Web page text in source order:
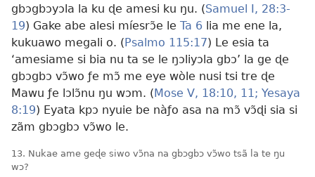
gbɔgbɔyɔla la ku ɖe amesi ku ŋu. (Samuel I, 28:3-
19) Gake abe alesi míesrɔ̃e le Ta 6 lia me ene la,
kukuawo megali o. (Psalmo 115:17) Le esia ta
‘amesiame si bia nu ta se le ŋɔliyɔla gbɔ’ la ge ɖe
gbɔgbɔ vɔ̃wo ƒe mɔ̃ me eye wòle nusi tsi tre ɖe
Mawu ƒe lɔlɔ̃nu ŋu wɔm. (Mose V, 18:10, 11; Yesaya
8:19) Eyata kpɔ nyuie be nàƒo asa na mɔ̃ vɔ̃ɖi sia si
zãm gbɔgbɔ vɔ̃wo le.
13. Nukae ame geɖe siwo vɔ̃na na gbɔgbɔ vɔ̃wo tsã la te ŋu
wɔ?